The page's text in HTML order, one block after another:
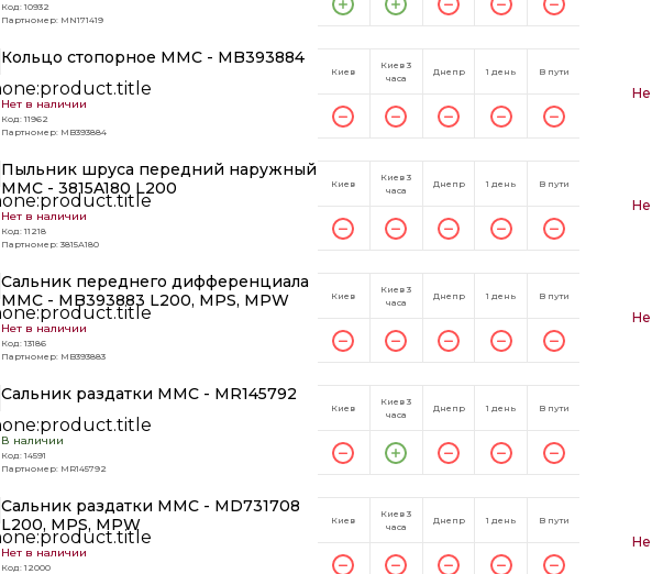
Код: 10932
Партномер: MN171419
Кольцо стопорное MMC - MB393884
Нет в наличии
Код: 11962
Партномер: MB393884
Киев
Киев 3
часа
Днепр 1 день В пути
Не
Пыльник шруса передний наружный
MMC - 3815A180 L200
Нет в наличии
Код: 11218
Партномер: 3815A180
Киев
Киев 3
часа
Днепр 1 день В пути
Не
Сальник переднего дифференциала
MMC - MB393883 L200, MPS, MPW
Нет в наличии
Код: 13186
Партномер: MB393883
Киев
Киев 3
часа
Днепр 1 день В пути
Не
Сальник раздатки MMC - MR145792
В наличии
Код: 14591
Партномер: MR145792
Киев
Киев 3
часа
Днепр 1 день В пути
Сальник раздатки MMC - MD731708
L200, MPS, MPW
Нет в наличии
Код: 12000
Киев
Киев 3
часа
Днепр 1 день В пути
Не